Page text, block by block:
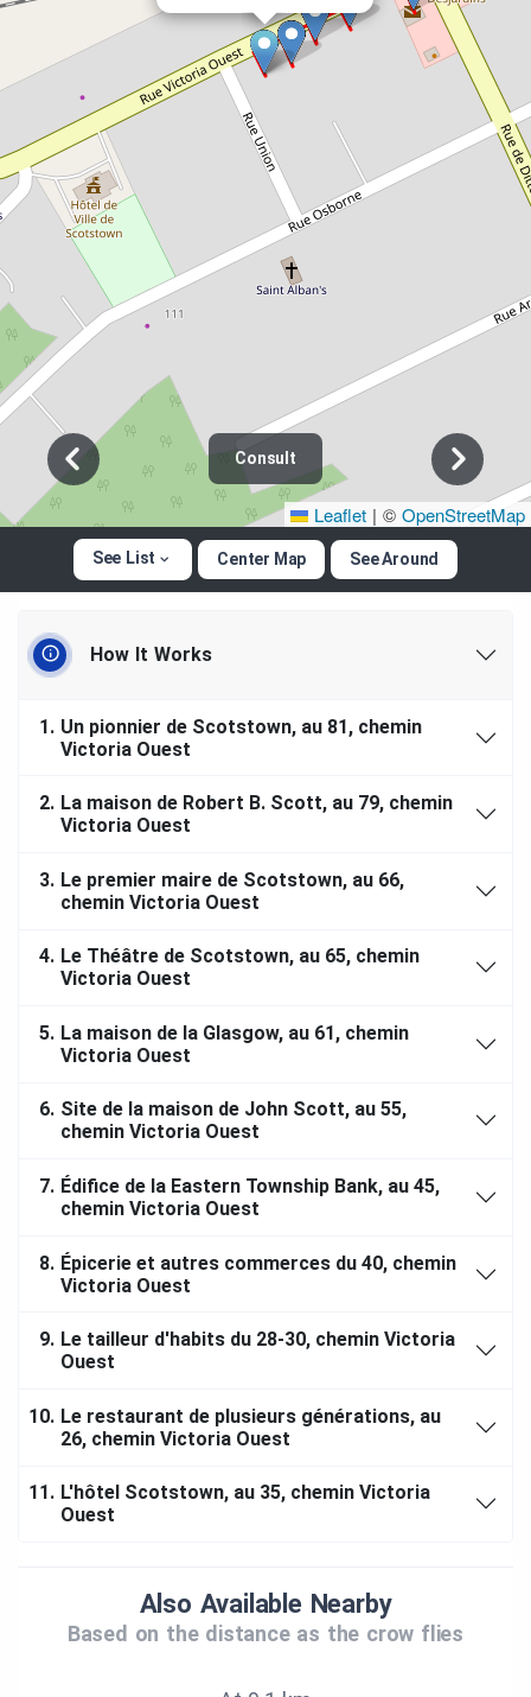
David Elias
REMERCIEMENTS
Toute notre gratitude aux familles qui ont partagé
leurs souvenirs et leurs photographies d’archives.
SOURCES DES ARCHIVES ET PHOTOS
La Tribune; gouv.qc.ca; Google; leo-
desilets.com/histoire-de-famille; acanadianfamily-
wordpress-com; journalhautsaintfrancois.com;
echodefrontenac.com; createursdesaveurs.com;
Charcuterie Scotstown; Estrieplus.com;
BaladodDécouverte; Société postale du Québec;
Livret historique Scotstown; Développement
économique Canada.
How It Works
1. Un pionnier de Scotstown, au 81, chemin
Victoria Ouest
2. La maison de Robert B. Scott, au 79, chemin
Victoria Ouest
3. Le premier maire de Scotstown, au 66,
chemin Victoria Ouest
4. Le Théâtre de Scotstown, au 65, chemin
Victoria Ouest
5. La maison de la Glasgow, au 61, chemin
Victoria Ouest
6. Site de la maison de John Scott, au 55,
chemin Victoria Ouest
7. Édifice de la Eastern Township Bank, au 45,
chemin Victoria Ouest
8. Épicerie et autres commerces du 40, chemin
Victoria Ouest
9. Le tailleur d'habits du 28-30, chemin Victoria
Ouest
10. Le restaurant de plusieurs générations, au
26, chemin Victoria Ouest
11. L'hôtel Scotstown, au 35, chemin Victoria
Ouest
Leaflet | © OpenStreetMap
Consult
See List Center Map See Around
Also Available Nearby
Based on the distance as the crow flies